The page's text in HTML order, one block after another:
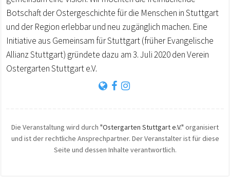
Botschaft der Ostergeschichte für die Menschen in Stuttgart
und der Region erlebbar und neu zugänglich machen. Eine
Initiative aus Gemeinsam für Stuttgart (früher Evangelische
Allianz Stuttgart) gründete dazu am 3. Juli 2020 den Verein
Ostergarten Stuttgart e.V.
Die Veranstaltung wird durch "Ostergarten Stuttgart e.V." organisiert
und ist der rechtliche Ansprechpartner. Der Veranstalter ist für diese
Seite und dessen Inhalte verantwortlich.